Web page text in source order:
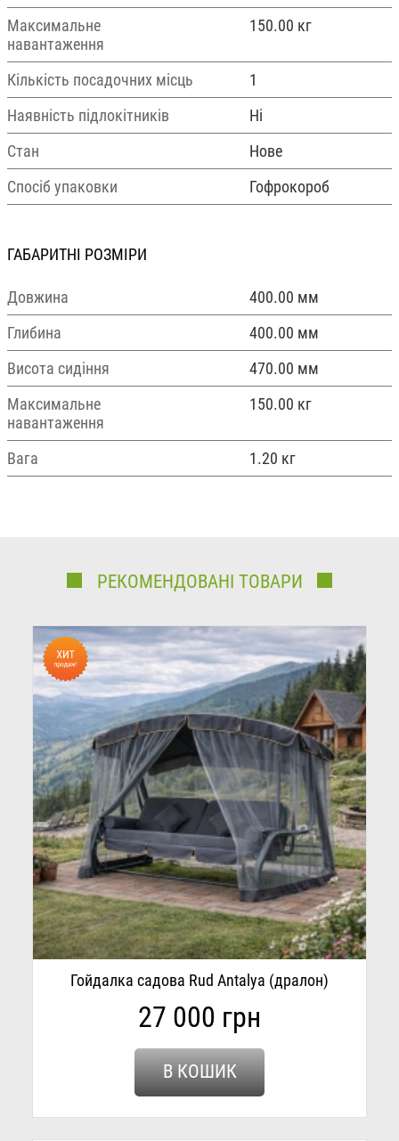
Максимальне
навантаження
150.00 кг
Кількість посадочних місць
1
Наявність підлокітників
Ні
Стан
Нове
Спосіб упаковки
Гофрокороб
ГАБАРИТНІ РОЗМІРИ
Довжина
400.00 мм
Глибина
400.00 мм
Висота сидіння
470.00 мм
Максимальне
навантаження
150.00 кг
Вага 1.20 кг
РЕКОМЕНДОВАНІ ТОВАРИ
Гойдалка садова Rud Antalya (дралон)
27 000 грн
В КОШИК